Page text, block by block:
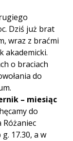
Dziś już brat
wraz z braćmi
akademicki.
o braciach
do
– miesiąc
do
Różaniec
17.30, a w